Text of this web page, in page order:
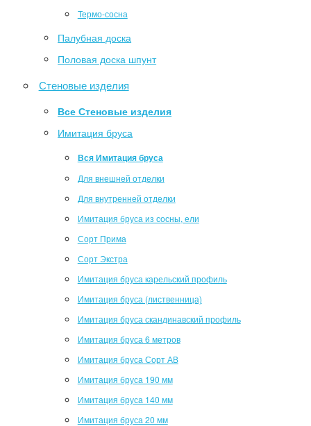
Термо-сосна
Палубная доска
Половая доска шпунт
Стеновые изделия
Все Стеновые изделия
Имитация бруса
Вся Имитация бруса
Для внешней отделки
Для внутренней отделки
Имитация бруса из сосны, ели
Сорт Прима
Сорт Экстра
Имитация бруса карельский профиль
Имитация бруса (лиственница)
Имитация бруса скандинавский профиль
Имитация бруса 6 метров
Имитация бруса Сорт АВ
Имитация бруса 190 мм
Имитация бруса 140 мм
Имитация бруса 20 мм